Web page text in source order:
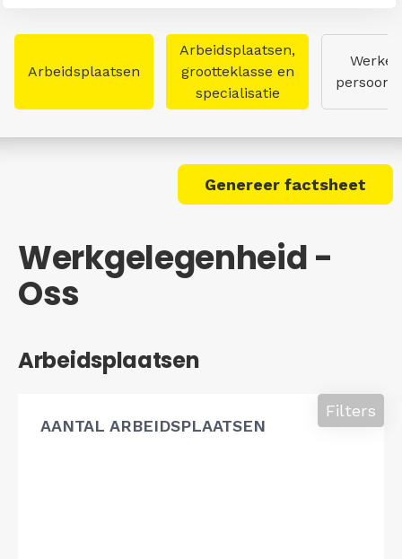
Arbeidsplaatsen
Arbeidsplaatsen,
grootteklasse en
specialisatie
Genereer factsheet
Werkgelegenheid -
Oss
Arbeidsplaatsen
AANTAL ARBEIDSPLAATSEN
Filters